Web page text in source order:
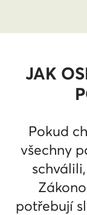
JAK
Pokud
všechny
potřebují